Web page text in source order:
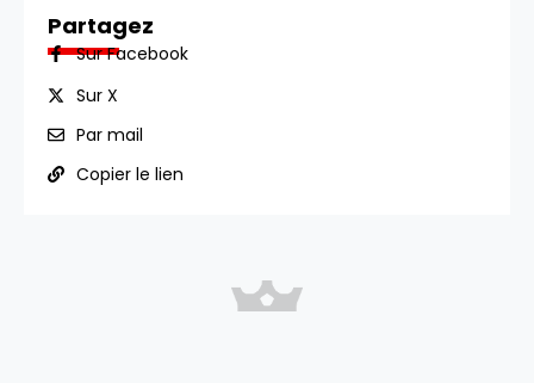
Partagez
Sur Facebook
Sur X
Par mail
Copier le lien